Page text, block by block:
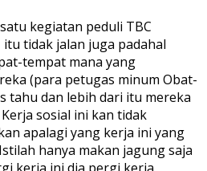
kegiatan peduli TBC
tidak jalan juga padahal
tempat mana yang
(para petugas minum Obat-
tahu dan lebih dari itu mereka
sosial ini kan tidak
apalagi yang kerja ini yang
hanya makan jagung saja